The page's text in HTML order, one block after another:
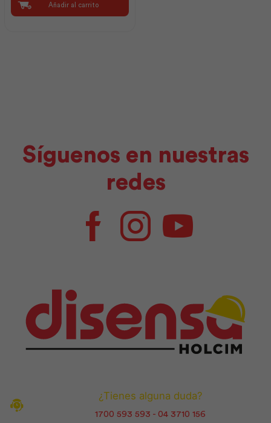
Armourx
Añadir al carrito
Síguenos en nuestras
redes
FacebookInstagramYoutube
¿Tienes alguna duda?
1700 593 593 - 04 3710 156